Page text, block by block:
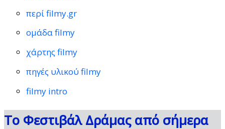
περί filmy.gr
ομάδα filmy
χάρτης filmy
πηγές υλικού filmy
filmy intro
Το Φεστιβάλ Δράμας από σήμερα